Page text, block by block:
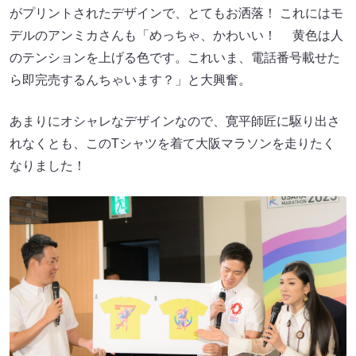
がプリントされたデザインで、とてもお洒落！ これにはモ
デルのアンミカさんも「めっちゃ、かわいい！ 黄色は人
のテンションを上げる色です。これいま、電話番号載せた
ら即完売するんちゃいます？」と大興奮。
あまりにオシャレなデザインなので、寛平師匠に駆り出さ
れなくとも、このTシャツを着て大阪マラソンを走りたく
なりました！